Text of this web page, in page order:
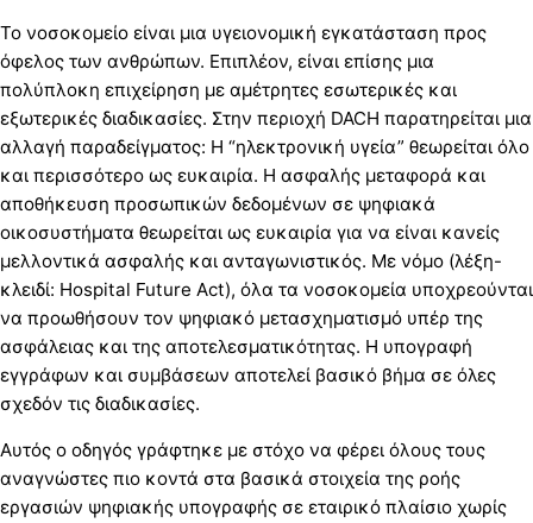
Το νοσοκομείο είναι μια υγειονομική εγκατάσταση προς
όφελος των ανθρώπων. Επιπλέον, είναι επίσης μια
πολύπλοκη επιχείρηση με αμέτρητες εσωτερικές και
εξωτερικές διαδικασίες. Στην περιοχή DACH παρατηρείται μια
αλλαγή παραδείγματος: Η “ηλεκτρονική υγεία” θεωρείται όλο
και περισσότερο ως ευκαιρία. Η ασφαλής μεταφορά και
αποθήκευση προσωπικών δεδομένων σε ψηφιακά
οικοσυστήματα θεωρείται ως ευκαιρία για να είναι κανείς
μελλοντικά ασφαλής και ανταγωνιστικός. Με νόμο (λέξη-
κλειδί: Hospital Future Act), όλα τα νοσοκομεία υποχρεούνται
να προωθήσουν τον ψηφιακό μετασχηματισμό υπέρ της
ασφάλειας και της αποτελεσματικότητας. Η υπογραφή
εγγράφων και συμβάσεων αποτελεί βασικό βήμα σε όλες
σχεδόν τις διαδικασίες.
Αυτός ο οδηγός γράφτηκε με στόχο να φέρει όλους τους
αναγνώστες πιο κοντά στα βασικά στοιχεία της ροής
εργασιών ψηφιακής υπογραφής σε εταιρικό πλαίσιο χωρίς